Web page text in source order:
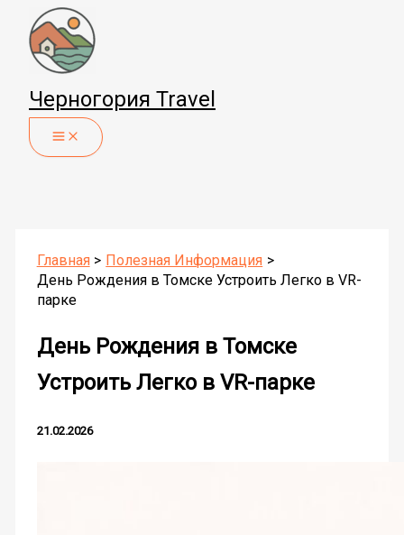
Перейти
содержимому
Черногория Travel
Главная
Полезная Информация
День Рождения в Томске Устроить Легко в VR-
парке
День Рождения в Томске
Устроить Легко в VR-парке
21.02.2026